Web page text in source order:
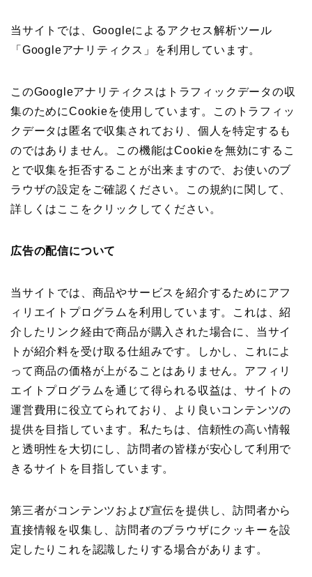
当サイトでは、Googleによるアクセス解析ツール
「Googleアナリティクス」を利用しています。
このGoogleアナリティクスはトラフィックデータの収
集のためにCookieを使用しています。このトラフィッ
クデータは匿名で収集されており、個人を特定するも
のではありません。この機能はCookieを無効にするこ
とで収集を拒否することが出来ますので、お使いのブ
ラウザの設定をご確認ください。この規約に関して、
詳しくはここをクリックしてください。
広告の配信について
当サイトでは、商品やサービスを紹介するためにアフ
ィリエイトプログラムを利用しています。これは、紹
介したリンク経由で商品が購入された場合に、当サイ
トが紹介料を受け取る仕組みです。しかし、これによ
って商品の価格が上がることはありません。アフィリ
エイトプログラムを通じて得られる収益は、サイトの
運営費用に役立てられており、より良いコンテンツの
提供を目指しています。私たちは、信頼性の高い情報
と透明性を大切にし、訪問者の皆様が安心して利用で
きるサイトを目指しています。
第三者がコンテンツおよび宣伝を提供し、訪問者から
直接情報を収集し、訪問者のブラウザにクッキーを設
定したりこれを認識したりする場合があります。